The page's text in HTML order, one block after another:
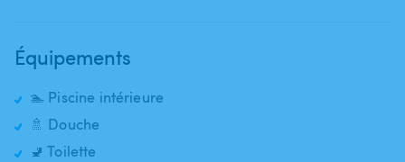
Équipements
🏊 Piscine intérieure
🚿 Douche
🚽 Toilette